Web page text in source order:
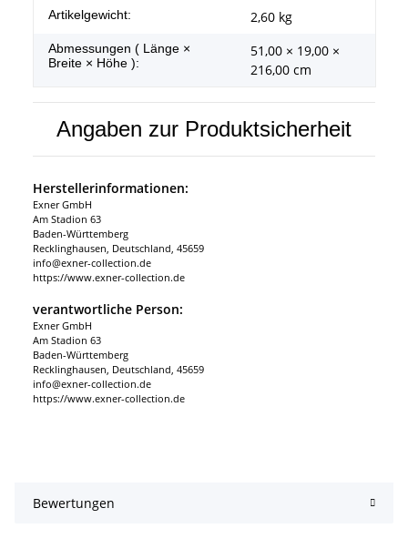
Produkteigenschaft
Wert
Artikelgewicht: 2,60 kg
Abmessungen ( Länge ×
Breite × Höhe ):
51,00 × 19,00 ×
216,00 cm
Angaben zur Produktsicherheit
Herstellerinformationen:
Exner GmbH
Am Stadion 63
Baden-Württemberg
Recklinghausen, Deutschland, 45659
info@exner-collection.de
https://www.exner-collection.de
verantwortliche Person:
Exner GmbH
Am Stadion 63
Baden-Württemberg
Recklinghausen, Deutschland, 45659
info@exner-collection.de
https://www.exner-collection.de
Bewertungen